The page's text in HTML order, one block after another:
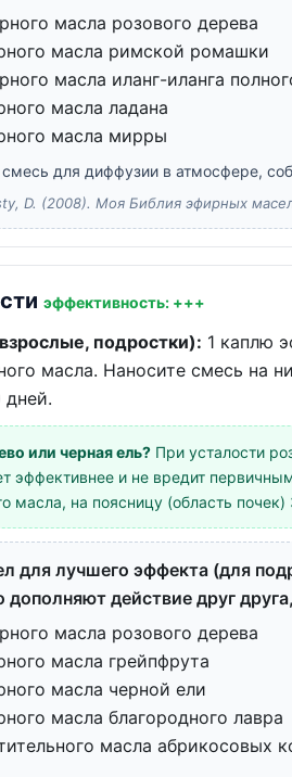
масла розового дерева
масла римской ромашки
масла иланг-иланга
масла ладана
масла мирры
смесь для диффузии в атмосфере,
D. (2008). Моя Библия эфирных
эффективность: +++
подростки): 1 каплю
масла. Наносите смесь на
дней.
или черная ель? При усталости
эффективнее и не вредит
масла, на поясницу (область
для лучшего эффекта (для
дополняют действие друг
масла розового дерева
масла грейпфрута
масла черной ели
масла благородного лавра
масла абрикосовых